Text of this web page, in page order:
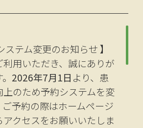
テム変更のお知らせ 】
利用いただき、誠にありが
2026年7月1日 より、患
のため予約システムを変
予約の際はホームページ
クセスをお願いいたしま